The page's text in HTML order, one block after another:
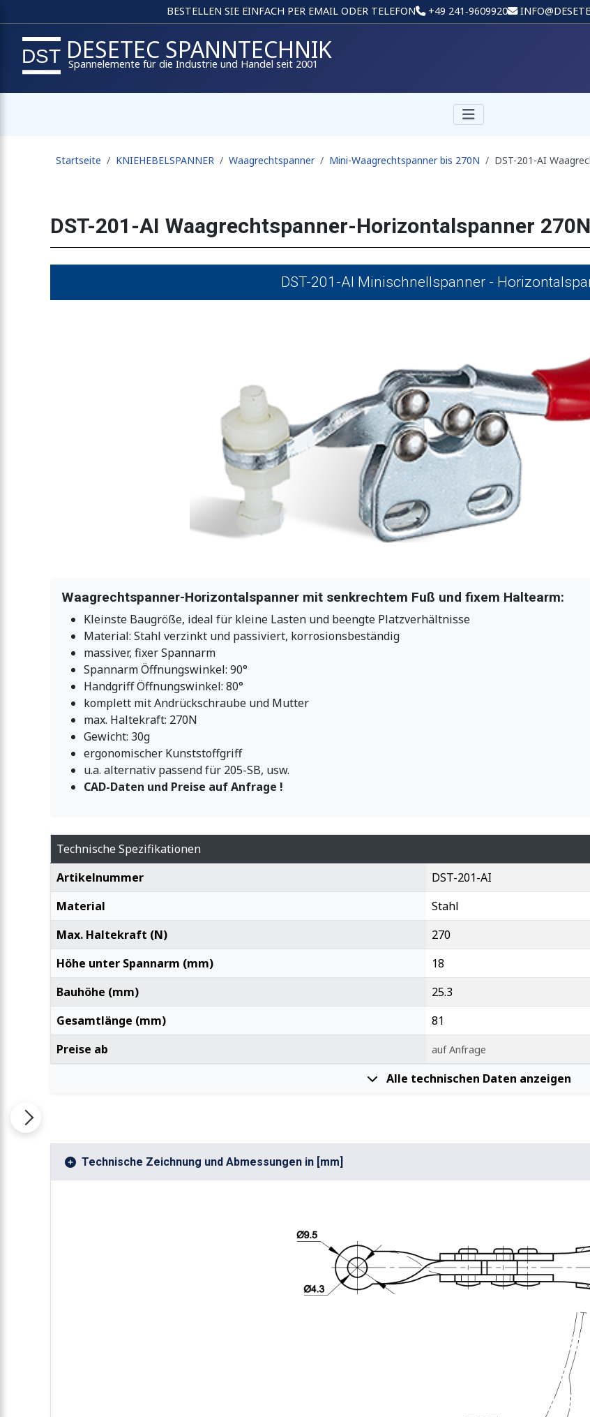
BESTELLEN SIE EINFACH PER EMAIL ODER TELEFON +49 241‑9609920
DESETEC SPANNTECHNIK
Spannelemente für die Industrie und Handel seit 2001
Startseite KNIEHEBELSPANNER Waagrechtspanner Mini-Waagrechtspanner bis 270N DST-201-AI
DST-201-AI Waagrechtspanner-Horizontalspanner 270N
DST-201-AI Minischnellspanner -
Waagrechtspanner-Horizontalspanner mit senkrechtem Fuß und fixem Haltearm:
Kleinste Baugröße, ideal für kleine Lasten und beengte Platzverhältnisse
Material: Stahl verzinkt und passiviert, korrosionsbeständig
massiver, fixer Spannarm
Spannarm Öffnungswinkel: 90°
Handgriff Öffnungswinkel: 80°
komplett mit Andrückschraube und Mutter
max. Haltekraft: 270N
Gewicht: 30g
ergonomischer Kunststoffgriff
u.a. alternativ passend für 205-SB, usw.
CAD-Daten und Preise auf Anfrage !
Technische Spezifikationen
Artikelnummer
DST-201-AI
Material
Stahl
Max. Haltekraft (N)
270
Höhe unter Spannarm (mm)
18
Bauhöhe (mm)
25.3
Gesamtlänge (mm)
81
Preise ab
auf Anfrage
Alle technischen Daten anzeigen
Technische Zeichnung und Abmessungen in [mm]